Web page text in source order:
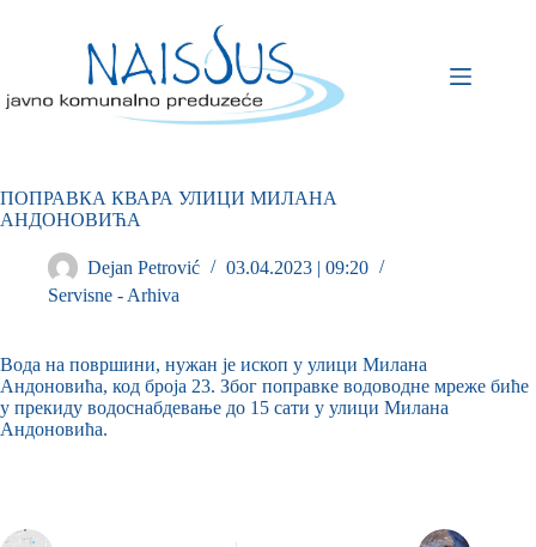
ПОПРАВКА КВАРА УЛИЦИ МИЛАНА
АНДОНОВИЋА
Dejan Petrović
03.04.2023 | 09:20
Servisne - Arhiva
Вода на површини, нужан је ископ у улици Милана
Андоновића, код броја 23. Због поправке водоводне мреже биће
у прекиду водоснабдевање до 15 сати у улици Милана
Андоновића.